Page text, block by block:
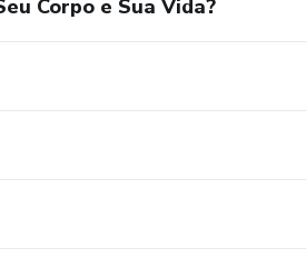
Corpo e Sua Vida?